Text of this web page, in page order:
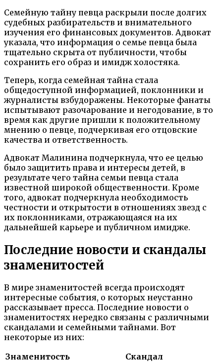
Семейную тайну певца раскрыли после долгих
судебных разбирательств и внимательного
изучения его финансовых документов. Адвокат
указала, что информация о семье певца была
тщательно скрыта от публичности, чтобы
сохранить его образ и имидж холостяка.
Теперь, когда семейная тайна стала
общедоступной информацией, поклонники и
журналисты взбудоражены. Некоторые фанаты
испытывают разочарование и негодование, в то
время как другие пришли к положительному
мнению о певце, подчеркивая его отцовские
качества и ответственность.
Адвокат Малинина подчеркнула, что ее целью
было защитить права и интересы детей, в
результате чего тайна семьи певца стала
известной широкой общественности. Кроме
того, адвокат подчеркнула необходимость
честности и открытости в отношениях звезд с
их поклонниками, отражающаяся на их
дальнейшей карьере и публичном имидже.
Последние новости и скандалы
знаменитостей
В мире знаменитостей всегда происходят
интересные события, о которых неустанно
рассказывает пресса. Последние новости о
знаменитостях нередко связаны с различными
скандалами и семейными тайнами. Вот
некоторые из них:
Знаменитость
Скандал